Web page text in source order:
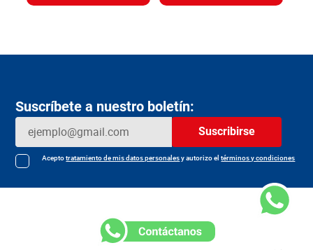
Suscríbete a nuestro boletín:
Suscribirse
Aceptotratamiento de mis datos personalesy autorizo eltérminos y condiciones